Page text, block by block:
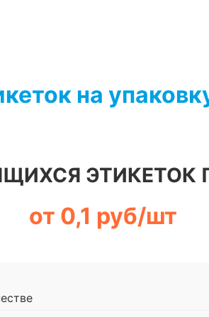
на
ЭТИКЕТОК
от 0,1 руб/шт